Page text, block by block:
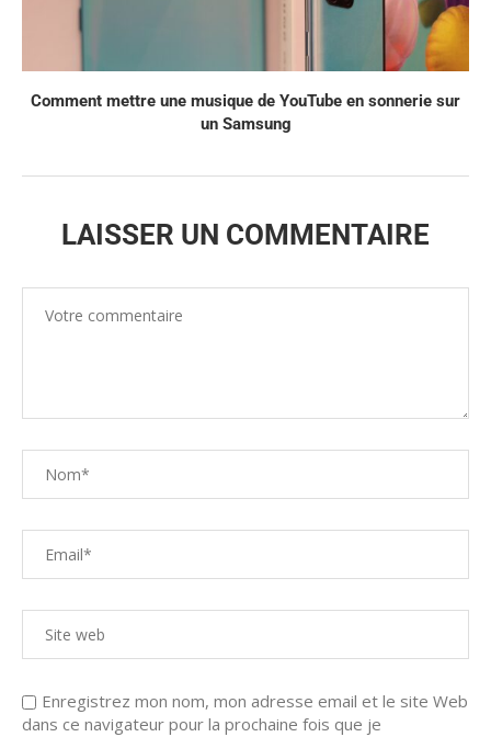
Comment mettre une musique de YouTube en sonnerie sur
un Samsung
LAISSER UN COMMENTAIRE
Enregistrez mon nom, mon adresse email et le site Web
dans ce navigateur pour la prochaine fois que je